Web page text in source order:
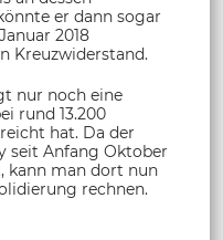
er dann sogar
2018
Kreuzwiderstand.
nur noch eine
rund 13.200
hat. Da der
seit Anfang Oktober
kann man dort nun
rechnen.